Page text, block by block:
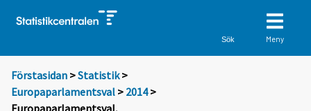
Sök Meny
Förstasidan >Statistik >
Europaparlamentsval > 2014>